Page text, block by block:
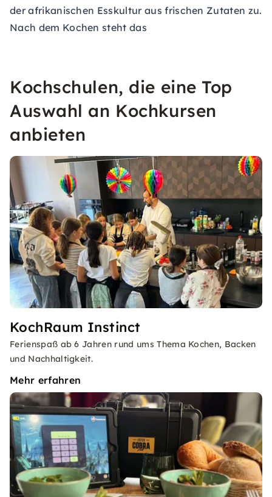
der afrikanischen Esskultur aus frischen Zutaten zu.
Nach dem Kochen steht das
Kochschulen, die eine Top
Auswahl an Kochkursen
anbieten
KochRaum Instinct
Ferienspaß ab 6 Jahren rund ums Thema Kochen, Backen
und Nachhaltigkeit.
Mehr erfahren